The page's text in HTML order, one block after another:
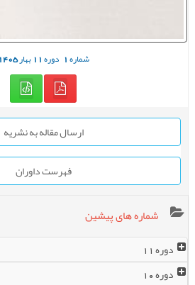
شماره1 دوره11بهار1405
ارسال مقاله به نشریه
فهرست داوران
شماره های پیشین
دوره11
دوره10